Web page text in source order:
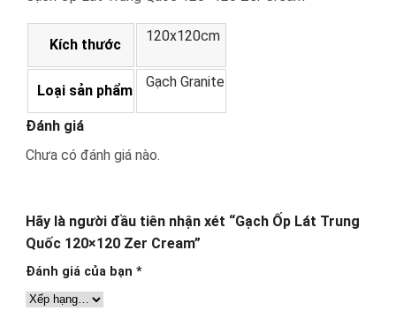
Kích thước
120x120cm
Loại sản phẩm
Gạch Granite
Đánh giá
Chưa có đánh giá nào.
Hãy là người đầu tiên nhận xét “Gạch Ốp Lát Trung
Quốc 120×120 Zer Cream”
Đánh giá của bạn *